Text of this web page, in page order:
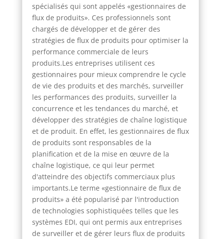
spécialisés qui sont appelés «gestionnaires de
flux de produits». Ces professionnels sont
chargés de développer et de gérer des
stratégies de flux de produits pour optimiser la
performance commerciale de leurs
produits.Les entreprises utilisent ces
gestionnaires pour mieux comprendre le cycle
de vie des produits et des marchés, surveiller
les performances des produits, surveiller la
concurrence et les tendances du marché, et
développer des stratégies de chaîne logistique
et de produit. En effet, les gestionnaires de flux
de produits sont responsables de la
planification et de la mise en œuvre de la
chaîne logistique, ce qui leur permet
d'atteindre des objectifs commerciaux plus
importants.Le terme «gestionnaire de flux de
produits» a été popularisé par l'introduction
de technologies sophistiquées telles que les
systèmes EDI, qui ont permis aux entreprises
de surveiller et de gérer leurs flux de produits